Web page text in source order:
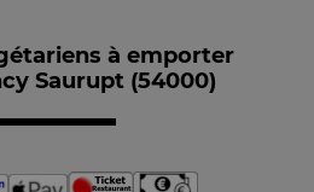
à emporter
Saurupt (54000)